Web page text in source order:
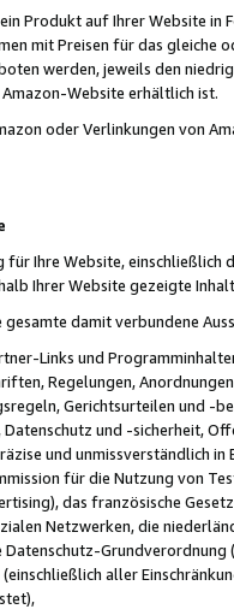
Produkt auf Ihrer Website
mit Preisen für das
werden, jeweils den
Website erhältlich ist.
oder Verlinkungen von
Ihre Website,
Ihrer Website gezeigte
gesamte damit verbundene
Links und
Regelungen,
Gerichtsurteilen und -
und -sicherheit,
und unmissverständlich
für die Nutzung von
das französische
Netzwerken, die
aller